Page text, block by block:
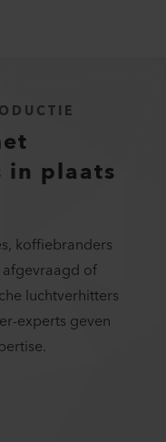
in plaats
koffiebranders
of
luchtverhitters
experts geven